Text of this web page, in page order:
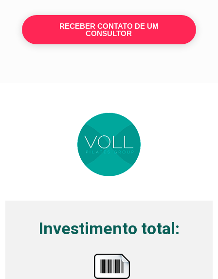
RECEBER CONTATO DE UM
CONSULTOR
Investimento total: